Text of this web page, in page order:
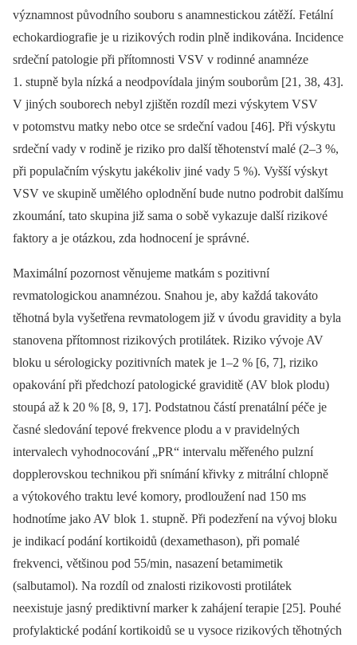
významnost původního souboru s anamnestickou zátěží. Fetální
echokardiografie je u rizikových rodin plně indikována. Incidence
srdeční patologie při přítomnosti VSV v rodinné anamnéze
1. stupně byla nízká a neodpovídala jiným souborům [21, 38, 43].
V jiných souborech nebyl zjištěn rozdíl mezi výskytem VSV
v potomstvu matky nebo otce se srdeční vadou [46]. Při výskytu
srdeční vady v rodině je riziko pro další těhotenství malé (2–3 %,
při populačním výskytu jakékoliv jiné vady 5 %). Vyšší výskyt
VSV ve skupině umělého oplodnění bude nutno podrobit dalšímu
zkoumání, tato skupina již sama o sobě vykazuje další rizikové
faktory a je otázkou, zda hodnocení je správné.
Maximální pozornost věnujeme matkám s pozitivní
revmatologickou anamnézou. Snahou je, aby každá takováto
těhotná byla vyšetřena revmatologem již v úvodu gravidity a byla
stanovena přítomnost rizikových protilátek. Riziko vývoje AV
bloku u sérologicky pozitivních matek je 1–2 % [6, 7], riziko
opakování při předchozí patologické graviditě (AV blok plodu)
stoupá až k 20 % [8, 9, 17]. Podstatnou částí prenatální péče je
časné sledování tepové frekvence plodu a v pravidelných
intervalech vyhodnocování „PR“ intervalu měřeného pulzní
dopplerovskou technikou při snímání křivky z mitrální chlopně
a výtokového traktu levé komory, prodloužení nad 150 ms
hodnotíme jako AV blok 1. stupně. Při podezření na vývoj bloku
je indikací podání kortikoidů (dexamethason), při pomalé
frekvenci, většinou pod 55/min, nasazení betamimetik
(salbutamol). Na rozdíl od znalosti rizikovosti protilátek
neexistuje jasný prediktivní marker k zahájení terapie [25]. Pouhé
profylaktické podání kortikoidů se u vysoce rizikových těhotných